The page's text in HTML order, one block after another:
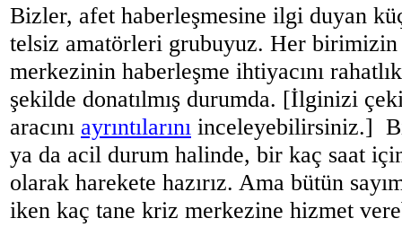
Bizler, afet haberleşmesine ilgi duyan
telsiz amatörleri grubuyuz. Her
merkezinin haberleşme ihtiyacını
şekilde donatılmış durumda. [İlginizi
aracını ayrıntılarını inceleyebilirsiniz.]
ya da acil durum halinde, bir kaç saat
olarak harekete hazırız. Ama bütün
iken kaç tane kriz merkezine hizmet